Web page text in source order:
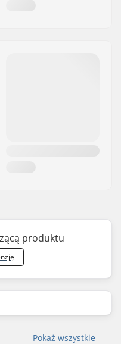
produktu
Pokaż wszystkie